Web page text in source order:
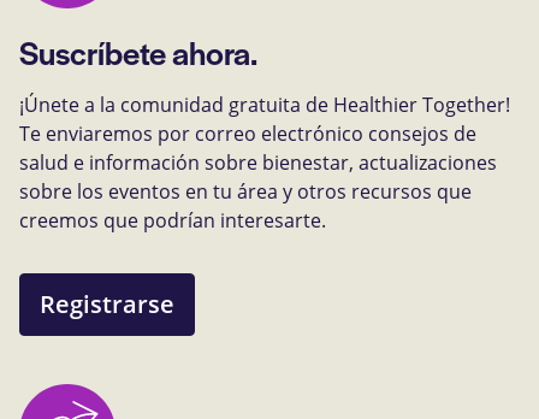
Suscríbete ahora.
¡Únete a la comunidad gratuita de Healthier Together!
Te enviaremos por correo electrónico consejos de
salud e información sobre bienestar, actualizaciones
sobre los eventos en tu área y otros recursos que
creemos que podrían interesarte.
Registrarse